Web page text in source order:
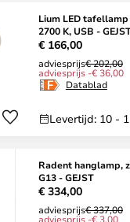
Lium LED
2700 K, USB -
€ 166,00
adviesprijs€ 202,00
adviesprijs -€ 36,00
Datablad
Levertijd: 10 -
Radent hanglamp,
G13 - GEJST
€ 334,00
adviesprijs€ 337,00
adviesprijs -€ 3,00